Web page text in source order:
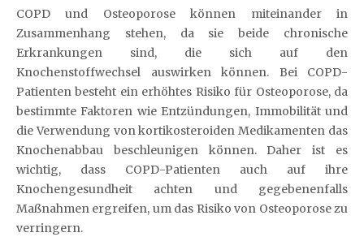
COPD und Osteoporose können miteinander in
Zusammenhang stehen, da sie beide chronische
Erkrankungen sind, die sich auf den
Knochenstoffwechsel auswirken können. Bei COPD-
Patienten besteht ein erhöhtes Risiko für Osteoporose, da
bestimmte Faktoren wie Entzündungen, Immobilität und
die Verwendung von kortikosteroiden Medikamenten das
Knochenabbau beschleunigen können. Daher ist es
wichtig, dass COPD-Patienten auch auf ihre
Knochengesundheit achten und gegebenenfalls
Maßnahmen ergreifen, um das Risiko von Osteoporose zu
verringern.